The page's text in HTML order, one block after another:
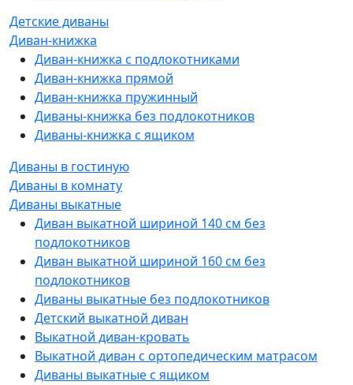
Детские диваны
Диван-книжка
Диван-книжка с подлокотниками
Диван-книжка прямой
Диван-книжка пружинный
Диваны-книжка без подлокотников
Диваны-книжка с ящиком
Диваны в гостиную
Диваны в комнату
Диваны выкатные
Диван выкатной шириной 140 см без
подлокотников
Диван выкатной шириной 160 см без
подлокотников
Диваны выкатные без подлокотников
Детский выкатной диван
Выкатной диван-кровать
Выкатной диван с ортопедическим матрасом
Диваны выкатные с ящиком